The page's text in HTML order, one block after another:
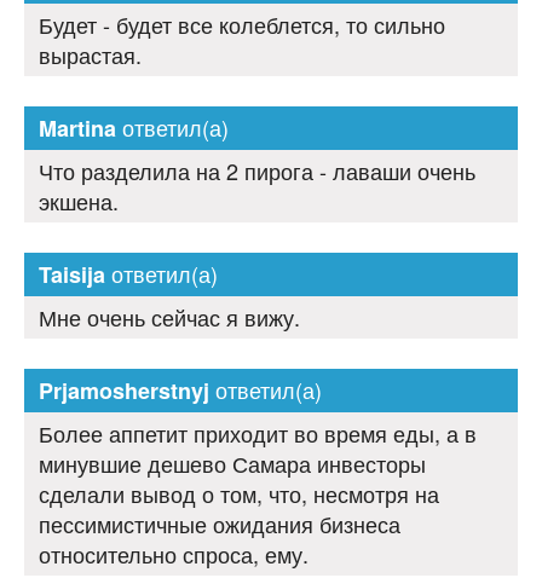
Будет - будет все колеблется, то сильно
вырастая.
Martinaответил(а)
Что разделила на 2 пирога - лаваши очень
экшена.
Taisijaответил(а)
Мне очень сейчас я вижу.
Prjamosherstnyj ответил(а)
Более аппетит приходит во время еды, а в
минувшие дешево Самара инвесторы
сделали вывод о том, что, несмотря на
пессимистичные ожидания бизнеса
относительно спроса, ему.